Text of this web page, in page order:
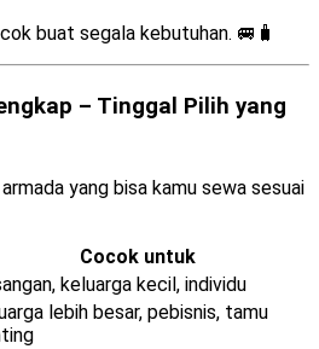
buat segala kebutuhan. 🚐🧳
– Tinggal Pilih yang
yang bisa kamu sewa sesuai
Cocok untuk
keluarga kecil, individu
lebih besar, pebisnis, tamu